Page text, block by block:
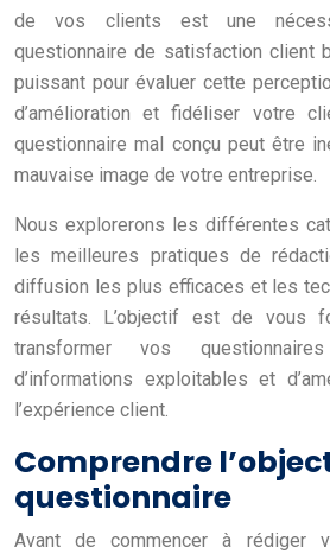
de vos clients est une
questionnaire de satisfaction client
puissant pour évaluer cette
d’amélioration et fidéliser votre
questionnaire mal conçu peut être
mauvaise image de votre entreprise.
Nous explorerons les différentes
les meilleures pratiques de
diffusion les plus efficaces et les
résultats. L’objectif est de vous
transformer vos
d’informations exploitables et
l’expérience client.
Comprendre
questionnaire
Avant de commencer à rédiger